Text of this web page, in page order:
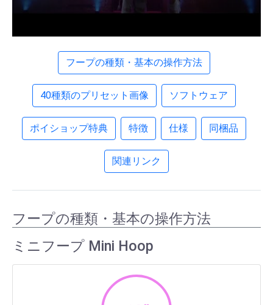
フープの種類・基本の操作方法
40種類のプリセット画像 ソフトウェア
ポイショップ特典 特徴 仕様 同梱品
関連リンク
フープの種類・基本の操作方法
ミニフープ Mini Hoop